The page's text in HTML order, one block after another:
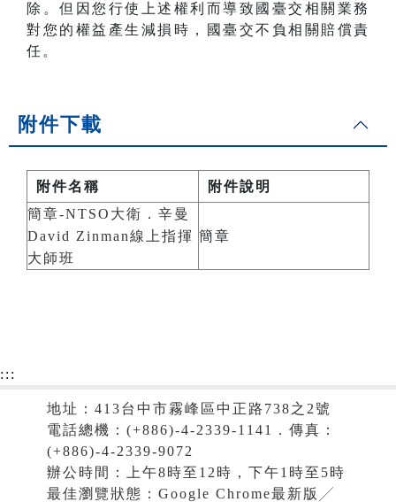
除。但因您行使上述權利而導致國臺交相關業務
對您的權益產生減損時，國臺交不負相關賠償責
任。
附件下載
附件名稱
附件說明
簡章-NTSO大衛．辛曼
David Zinman線上指揮
大師班
簡章
:::
地址：413台中市霧峰區中正路738之2號
電話總機：(+886)-4-2339-1141．傳真：
(+886)-4-2339-9072
辦公時間：上午8時至12時，下午1時至5時
最佳瀏覽狀態：Google Chrome最新版╱